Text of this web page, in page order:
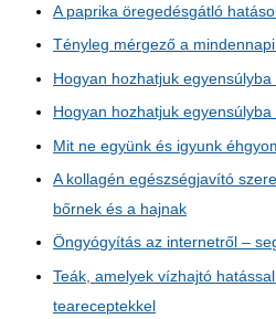
A paprika öregedésgátló
Tényleg mérgező a
Hogyan hozhatjuk
Hogyan hozhatjuk
Mit ne együnk és igyunk
A kollagén egészségjavító
bőrnek és a hajnak
Öngyógyítás az internetről –
Teák, amelyek vízhajtó
teareceptekkel